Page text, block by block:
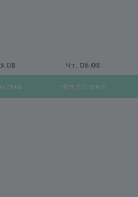
Чт, 06.08
Нет приема